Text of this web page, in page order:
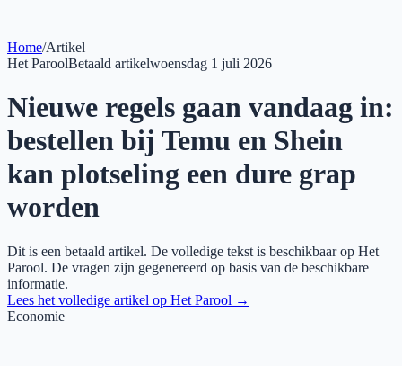
Home/Artikel
Het ParoolBetaald artikelwoensdag 1 juli 2026
Nieuwe regels gaan vandaag in:
bestellen bij Temu en Shein
kan plotseling een dure grap
worden
Dit is een betaald artikel. De volledige tekst is beschikbaar op Het
Parool. De vragen zijn gegenereerd op basis van de beschikbare
informatie.
Lees het volledige artikel op Het Parool →
Economie